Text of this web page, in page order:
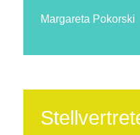
Margareta Pokorski